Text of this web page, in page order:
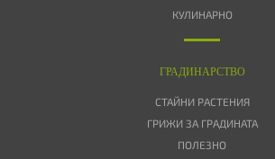
КУЛИНАРНО
ГРАДИНАРСТВО
СТАЙНИ РАСТЕНИЯ
ГРИЖИ ЗА ГРАДИНАТА
ПОЛЕЗНО